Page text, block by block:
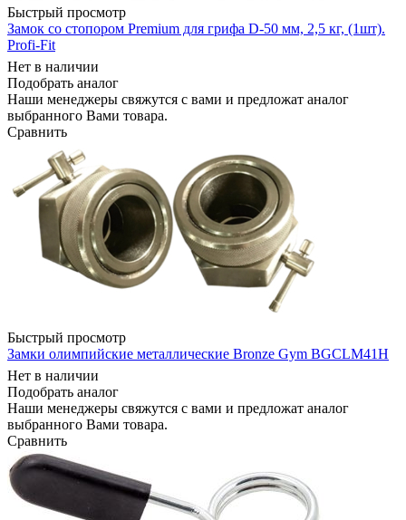
Быстрый просмотр
Замок со стопором Premium для грифа D-50 мм, 2,5 кг, (1шт).
Profi-Fit
Нет в наличии
Подобрать аналог
Наши менеджеры свяжутся с вами и предложат аналог
выбранного Вами товара.
Сравнить
Быстрый просмотр
Замки олимпийские металлические Bronze Gym BGCLM41H
Нет в наличии
Подобрать аналог
Наши менеджеры свяжутся с вами и предложат аналог
выбранного Вами товара.
Сравнить